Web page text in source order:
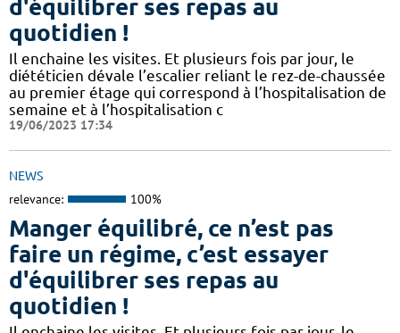
d'équilibrer ses repas au
quotidien !
Il enchaine les visites. Et plusieurs fois par jour, le
diététicien dévale l’escalier reliant le rez-de-chaussée
au premier étage qui correspond à l’hospitalisation de
semaine et à l’hospitalisation c
19/06/2023 17:34
NEWS
relevance: 100%
Manger équilibré, ce n’est pas
faire un régime, c’est essayer
d'équilibrer ses repas au
quotidien !